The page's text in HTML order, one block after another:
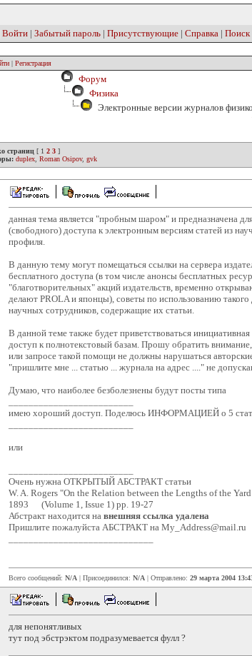
Войти | Забытый пароль | Присутствующие | Справка | Поиск
| Регистрация
Форум
Физика
Электронные версии журналов
страниц [ 1 2 3 ]
duplex Roman Osipov, gvk
данная тема является "пробным шаром" и предназначена
(свободного) доступа к электронным версиям статей из
профиля.
В данную тему могут помещаться ссылки на сервера
бесплатного доступа (в том числе анонсы бесплатных
"благотворительных" акций издательств, временно
делают PROLA и японцы), советы по использованию
научных сотрудников, содержащие их статьи.
В данной теме также будет приветствоваться
доступ к полнотекстовый базам. Прошу обратить
или запросе такой помощи не должны нарушаться
"пришлите мне ... статью ... журнала на адрес ...." не
Думаю, что наиболее безболезнены будут посты типа
имею хороший доступ. Поделюсь ИНФОРМАЦИЕЙ о 5
или
Очень нужна ОТКРЫТЫЙ АБСТРАКТ статьи
W. A. Rogers "On the Relation between the Lengths of the
1893 (Volume 1, Issue 1) pp. 19-27
Абстракт находится на внешняя ссылка удалена
Пришлите пожалуйста АБСТРАКТ на My_Address@mail.ru
Всего сообщений: N/A | Присоединился: N/A | Отправлено: 29 марта 2004
для непонятливых
тут под эбстрэктом подразумевается фулл ?